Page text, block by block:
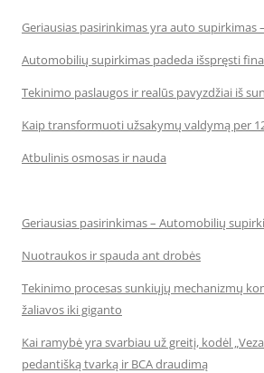
Geriausias pasirinkimas yra auto supirkimas
Automobilių supirkimas padeda išspręsti
Tekinimo paslaugos ir realūs pavyzdžiai iš
Kaip transformuoti užsakymų valdymą per
Atbulinis osmosas ir nauda
Geriausias pasirinkimas – Automobilių
Nuotraukos ir spauda ant drobės
Tekinimo procesas sunkiųjų mechanizmų
žaliavos iki giganto
Kai ramybė yra svarbiau už greitį, kodėl
pedantišką tvarką ir BCA draudimą